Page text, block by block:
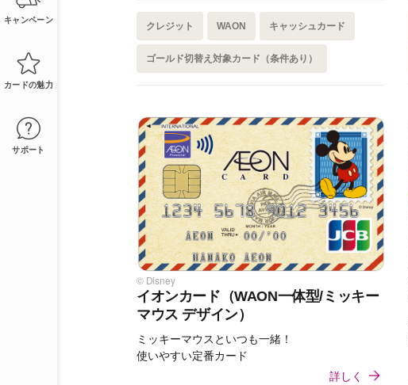
クレジット WAON キャッシュカード
ゴールド切替え対象カード（条件あり）
イオンカード（WAON一体型/ミッキー
マウス デザイン）
© Disney
ミッキーマウスといつも一緒！
使いやすい定番カード
詳しく
キャンペーン
カードの魅力
サポート